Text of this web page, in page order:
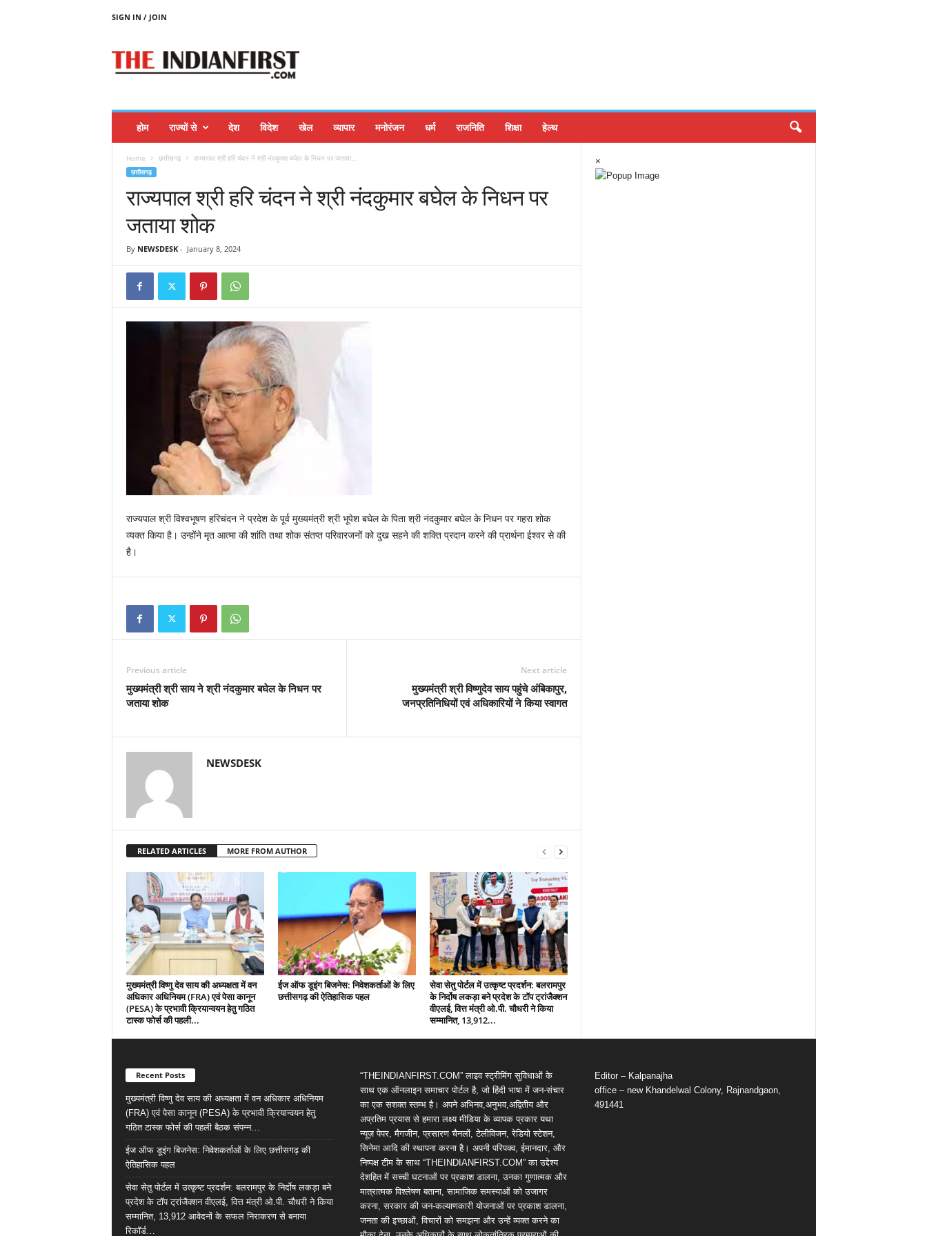
SIGN IN / JOIN
होम राज्यों से देश विदेश खेल व्यापार मनोरंजन धर्म राजनिति शिक्षा हेल्थ
Home छत्तीसगढ़ राज्यपाल श्री हरि चंदन ने श्री नंदकुमार बघेल के निधन पर जताया...
छत्तीसगढ़
राज्यपाल श्री हरि चंदन ने श्री नंदकुमार बघेल के निधन पर
जताया शोक
By NEWSDESK- January 8, 2024
राज्यपाल श्री विश्वभूषण हरिचंदन ने प्रदेश के पूर्व मुख्यमंत्री श्री भूपेश बघेल के पिता श्री नंदकुमार बघेल के निधन पर गहरा शोक
व्यक्त किया है। उन्होंने मृत आत्मा की शांति तथा शोक संतप्त परिवारजनों को दुख सहने की शक्ति प्रदान करने की प्रार्थना ईश्वर से की
है।
Previous article
मुख्यमंत्री श्री साय ने श्री नंदकुमार बघेल के निधन पर
जताया शोक
Next article
मुख्यमंत्री श्री विष्णुदेव साय पहुंचे अंबिकापुर,
जनप्रतिनिधियों एवं अधिकारियों ने किया स्वागत
NEWSDESK
RELATED ARTICLES MORE FROM AUTHOR
मुख्यमंत्री विष्णु देव साय की अध्यक्षता में वन
अधिकार अधिनियम (FRA) एवं पेसा कानून
(PESA) के प्रभावी क्रियान्वयन हेतु गठित
टास्क फोर्स की पहली...
ईज ऑफ डूइंग बिजनेस: निवेशकर्ताओं के लिए
छत्तीसगढ़ की ऐतिहासिक पहल
सेवा सेतु पोर्टल में उत्कृष्ट प्रदर्शन: बलरामपुर
के निर्दोष लकड़ा बने प्रदेश के टॉप ट्रांजैक्शन
वीएलई, वित्त मंत्री ओ.पी. चौधरी ने किया
सम्मानित, 13,912...
×
Recent Posts
मुख्यमंत्री विष्णु देव साय की अध्यक्षता में वन अधिकार अधिनियम
(FRA) एवं पेसा कानून (PESA) के प्रभावी क्रियान्वयन हेतु
गठित टास्क फोर्स की पहली बैठक संपन्न…
ईज ऑफ डूइंग बिजनेस: निवेशकर्ताओं के लिए छत्तीसगढ़ की
ऐतिहासिक पहल
सेवा सेतु पोर्टल में उत्कृष्ट प्रदर्शन: बलरामपुर के निर्दोष लकड़ा बने
प्रदेश के टॉप ट्रांजैक्शन वीएलई, वित्त मंत्री ओ.पी. चौधरी ने किया
सम्मानित, 13,912 आवेदनों के सफल निराकरण से बनाया
रिकॉर्ड…
“THEINDIANFIRST.COM” लाइव स्ट्रीमिंग सुविधाओं के
साथ एक ऑनलाइन समाचार पोर्टल है, जो हिंदी भाषा में जन-संचार
का एक सशक्त स्तम्भ है। अपने अभिनव,अनुभव,अद्वितीय और
अप्रतिम प्रयास से हमारा लक्ष्य मीडिया के व्यापक प्रकार यथा
न्यूज़ पेपर, मैगजीन, प्रसारण चैनलों, टेलीविजन, रेडियो स्टेशन,
सिनेमा आदि की स्थापना करना है। अपनी परिपक्व, ईमानदार, और
निष्पक्ष टीम के साथ “THEINDIANFIRST.COM” का उद्देश्य
देशहित में सच्ची घटनाओं पर प्रकाश डालना, उनका गुणात्मक और
मात्रात्मक विश्लेषण बताना, सामाजिक समस्याओं को उजागर
करना, सरकार की जन-कल्याणकारी योजनाओं पर प्रकाश डालना,
जनता की इच्छाओं, विचारों को समझना और उन्हें व्यक्त करने का
Editor – Kalpanajha
office – new Khandelwal Colony, Rajnandgaon,
491441